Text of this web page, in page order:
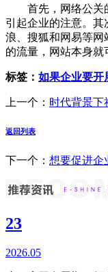
首先，网络公关的
引起企业的注意。
浪、搜狐和网易等网
的流量，网站本身
标签： 如果企业要开
上一个： 时代背景下
返回列表
下一个： 想要促进企
23
2026.05